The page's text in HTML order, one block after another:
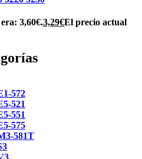
3,60€.3,29€El precio actual
572
521
551
575
581T